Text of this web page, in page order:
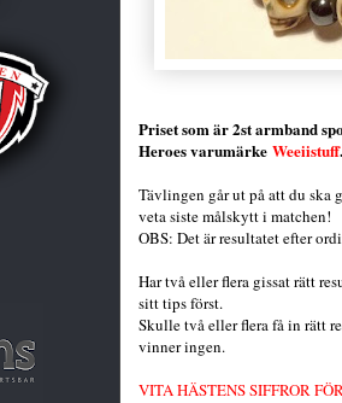
Priset som är 2st armband
Heroes varumärke Weeiistuff.
Tävlingen går ut på att du ska
veta siste målskytt i matchen!
OBS: Det är resultatet efter
Har två eller flera gissat rätt
sitt tips först.
Skulle två eller flera få in rätt
vinner ingen.
VITA HÄSTENS SIFFROR